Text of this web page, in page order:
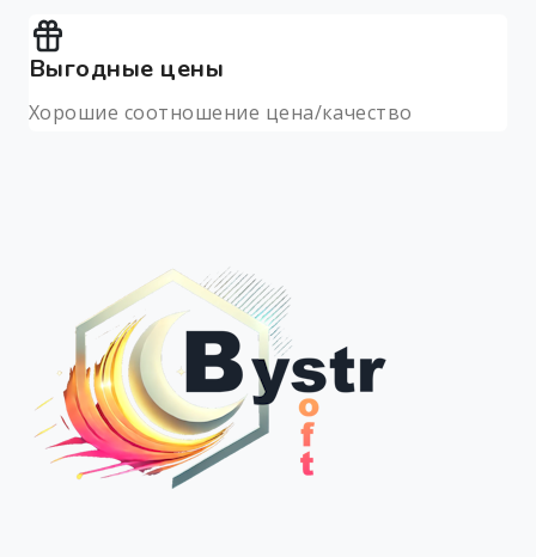
Выгодные цены
Хорошие соотношение цена/качество